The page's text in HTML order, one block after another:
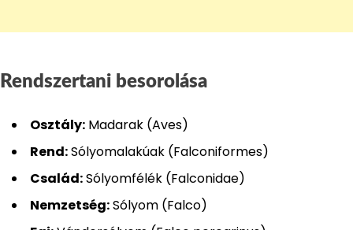
Rendszertani besorolása
Osztály: Madarak (Aves)
Rend:Sólyomalakúak (Falconiformes)
Család:Sólyomfélék (Falconidae)
Nemzetség:Sólyom (Falco)